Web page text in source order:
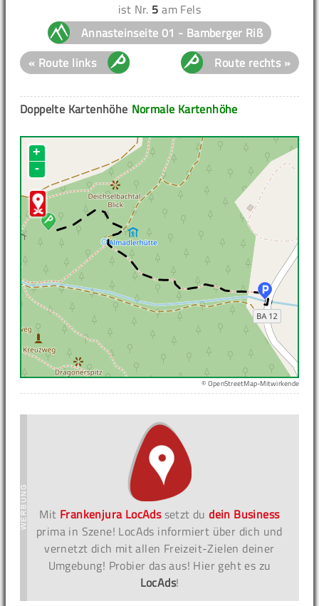
ist Nr. 5 am Fels
Annasteinseite 01 - Bamberger Riß
« Route links
Route rechts »
Normale Kartenhöhe
Doppelte Kartenhöhe
+
-
© OpenStreetMap-Mitwirkende
Mit Frankenjura LocAdssetzt dudein Business
prima in Szene! LocAds informiert über dich und
vernetzt dich mit allen Freizeit-Zielen deiner
Umgebung! Probier das aus! Hier geht es zu
LocAds!